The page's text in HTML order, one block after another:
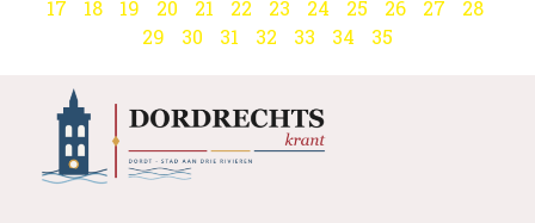
17
18 19 20 21 22 23 24 25 26 27
28
29
30 31 32 33 34 35